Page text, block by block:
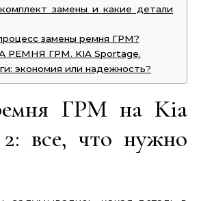
замены и какие детали
замены ремня ГРМ?
РЕМНЯ ГРМ. KIA Sportage.
экономия или надежность?
ГРМ на Kia
все, что нужно